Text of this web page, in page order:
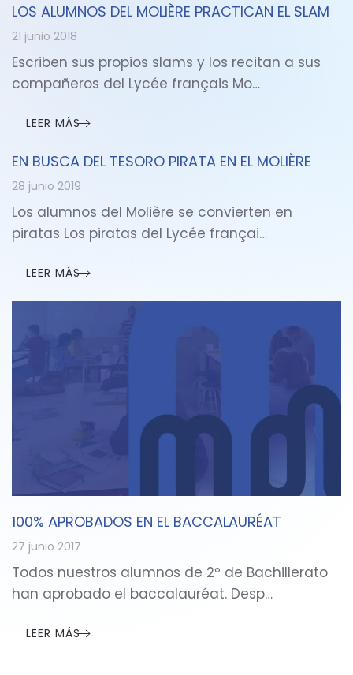
LOS ALUMNOS DEL MOLIÈRE PRACTICAN EL SLAM
21 junio 2018
Escriben sus propios slams y los recitan a sus
compañeros del Lycée français Mo…
LEER MÁS
EN BUSCA DEL TESORO PIRATA EN EL MOLIÈRE
28 junio 2019
Los alumnos del Molière se convierten en
piratas Los piratas del Lycée françai…
LEER MÁS
100% APROBADOS EN EL BACCALAURÉAT
27 junio 2017
Todos nuestros alumnos de 2º de Bachillerato
han aprobado el baccalauréat. Desp…
LEER MÁS